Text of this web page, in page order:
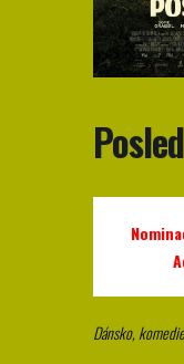
Dánsko,